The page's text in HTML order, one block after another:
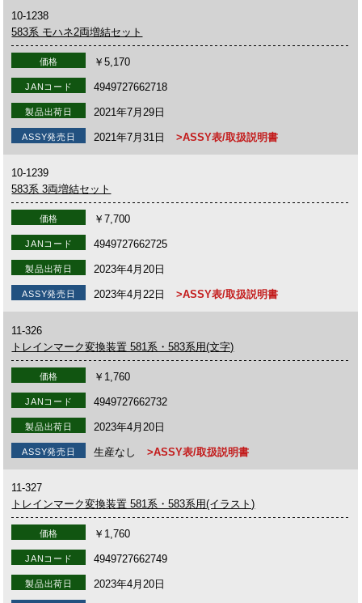
10-1238
583系 モハネ2両増結セット
価格 ￥5,170
JANコード 4949727662718
製品出荷日 2021年7月29日
ASSY発売日 2021年7月31日 >ASSY表/取扱説明書
10-1239
583系 3両増結セット
価格 ￥7,700
JANコード 4949727662725
製品出荷日 2023年4月20日
ASSY発売日 2023年4月22日 >ASSY表/取扱説明書
11-326
トレインマーク変換装置 581系・583系用(文字)
価格 ￥1,760
JANコード 4949727662732
製品出荷日 2023年4月20日
ASSY発売日 生産なし >ASSY表/取扱説明書
11-327
トレインマーク変換装置 581系・583系用(イラスト)
価格 ￥1,760
JANコード 4949727662749
製品出荷日 2023年4月20日